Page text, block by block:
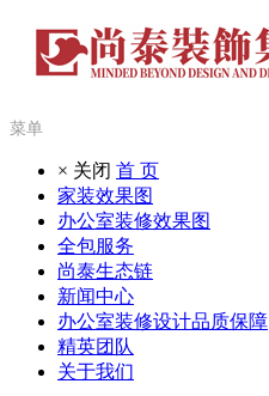
菜单
× 关闭 首 页
家装效果图
办公室装修效果图
全包服务
尚泰生态链
新闻中心
办公室装修设计品质保障
精英团队
关于我们